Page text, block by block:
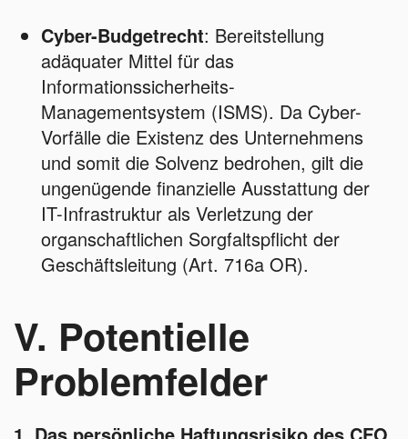
Cyber-Budgetrecht: Bereitstellung
adäquater Mittel für das
Informationssicherheits-
Managementsystem (ISMS). Da Cyber-
Vorfälle die Existenz des Unternehmens
und somit die Solvenz bedrohen, gilt die
ungenügende finanzielle Ausstattung der
IT-Infrastruktur als Verletzung der
organschaftlichen Sorgfaltspflicht der
Geschäftsleitung (Art. 716a OR).
V. Potentielle
Problemfelder
1. Das persönliche Haftungsrisiko des CFO